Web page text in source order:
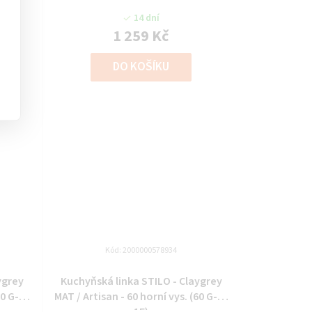
14 dní
1 259 Kč
DO KOŠÍKU
G-90
Kuchyňská linka STILO - Claygrey
MAT / Artisan - 60 horní vys. (60 G-90
Kód: 2000000578934